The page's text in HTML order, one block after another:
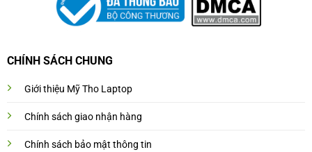
CHÍNH SÁCH CHUNG
Giới thiệu Mỹ Tho Laptop
Chính sách giao nhận hàng
Chính sách bảo mật thông tin